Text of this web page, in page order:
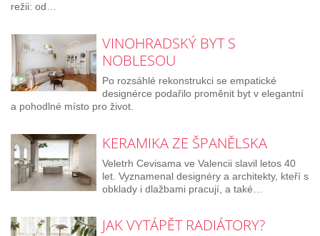
režii: od…
VINOHRADSKÝ BYT S
NOBLESOU
Po rozsáhlé rekonstrukci se empatické
designérce podařilo proměnit byt v elegantní
a pohodlné místo pro život.
KERAMIKA ZE ŠPANĚLSKA
Veletrh Cevisama ve Valencii slavil letos 40
let. Vyznamenal designéry a architekty, kteří s
obklady i dlažbami pracují, a také…
JAK VYTÁPĚT RADIÁTORY?